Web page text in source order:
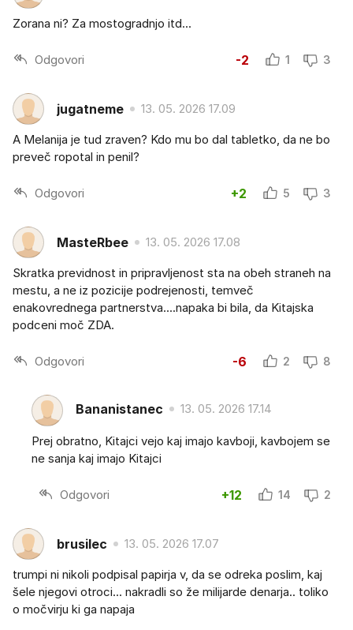
Zorana ni? Za mostogradnjo itd...
Odgovori -2 1 3
jugatneme 13. 05. 2026 17.09
A Melanija je tud zraven? Kdo mu bo dal tabletko, da ne bo
preveč ropotal in penil?
Odgovori +2 5 3
MasteRbee 13. 05. 2026 17.08
Skratka previdnost in pripravljenost sta na obeh straneh na
mestu, a ne iz pozicije podrejenosti, temveč
enakovrednega partnerstva....napaka bi bila, da Kitajska
podceni moč ZDA.
Odgovori -6 2 8
Bananistanec 13. 05. 2026 17.14
Prej obratno, Kitajci vejo kaj imajo kavboji, kavbojem se
ne sanja kaj imajo Kitajci
Odgovori +12 14 2
brusilec 13. 05. 2026 17.07
trumpi ni nikoli podpisal papirja v, da se odreka poslim, kaj
šele njegovi otroci... nakradli so že milijarde denarja.. toliko
o močvirju ki ga napaja